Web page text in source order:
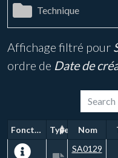
Technique
Affichage filtré pour
ordre de Date de
Fonctions Type Nom
SA0129